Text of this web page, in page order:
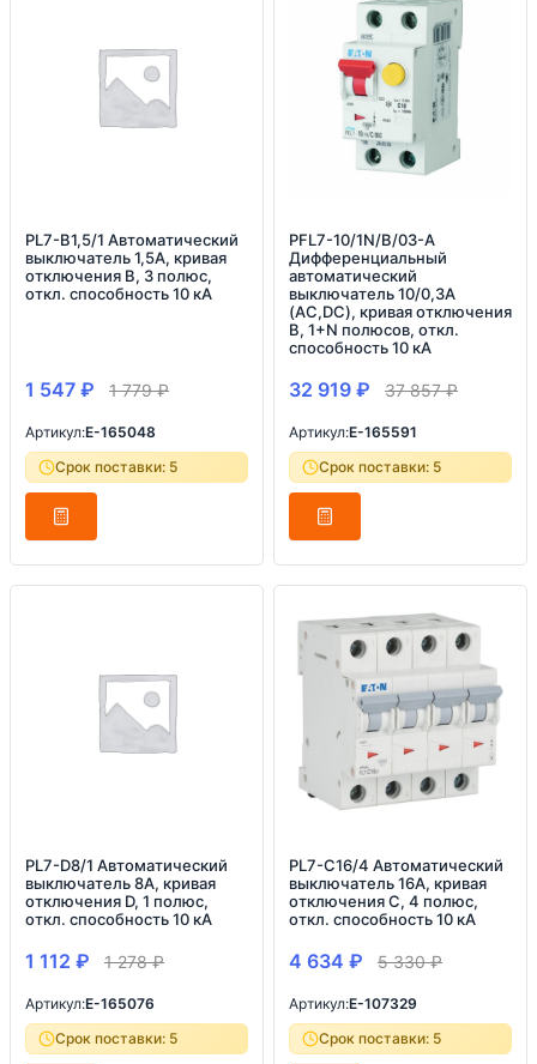
PL7-B1,5/1 Автоматический
выключатель 1,5А, кривая
отключения B, 3 полюс,
откл. способность 10 кА
1 547 ₽ 1 779₽
Артикул:E-165048
Срок поставки: 5
PFL7-10/1N/B/03-A
Дифференциальный
автоматический
выключатель 10/0,3А
(AC,DC), кривая отключения
В, 1+N полюсов, откл.
способность 10 кА
32 919 ₽ 37 857₽
Артикул:E-165591
Срок поставки: 5
PL7-D8/1 Автоматический
выключатель 8А, кривая
отключения D, 1 полюс,
откл. способность 10 кА
1 112 ₽ 1 278₽
Артикул:E-165076
Срок поставки: 5
PL7-C16/4 Автоматический
выключатель 16А, кривая
отключения C, 4 полюс,
откл. способность 10 кА
4 634 ₽ 5 330₽
Артикул:E-107329
Срок поставки: 5